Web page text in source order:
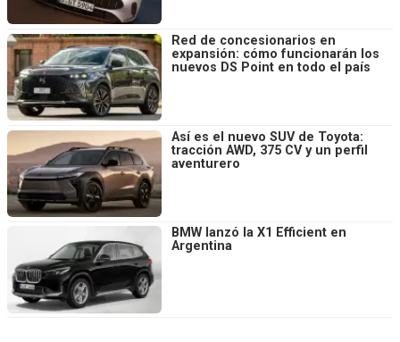
Red de concesionarios en
expansión: cómo funcionarán los
nuevos DS Point en todo el país
Así es el nuevo SUV de Toyota:
tracción AWD, 375 CV y un perfil
aventurero
BMW lanzó la X1 Efficient en
Argentina